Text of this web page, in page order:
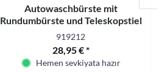
Autowaschbürste mit
Rundumbürste und Teleskopstiel
919212
28,95 € *
Hemen sevkiyata hazır